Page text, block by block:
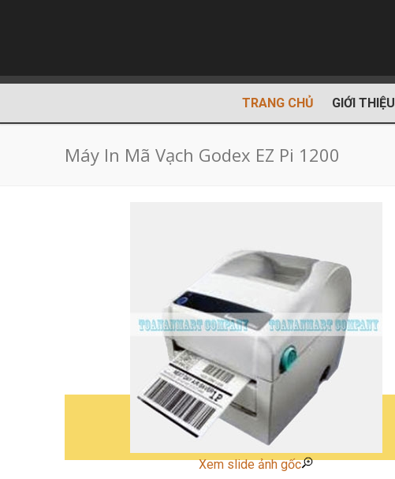
TRANG CHỦ GIỚI THIỆU
Máy In Mã Vạch Godex EZ Pi 1200
Xem slide ảnh gốc